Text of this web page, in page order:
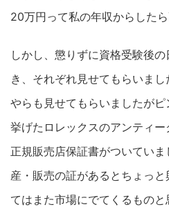
20万円って私の年収からした
しかし、懲りずに資格受験後
き、それぞれ見せてもらいま
やらも見せてもらいましたが
挙げたロレックスのアンティ
正規販売店保証書がついてい
産・販売の証があるとちょっ
てはまた市場にでてくるもの